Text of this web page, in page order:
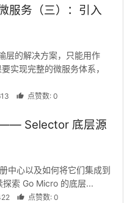
服务（三）：引入
层的解决方案，只能用作
实现完整的微服务体系，
点赞数: 0
Selector 底层源
中心以及如何将它们集成到
索 Go Micro 的底层...
点赞数: 0